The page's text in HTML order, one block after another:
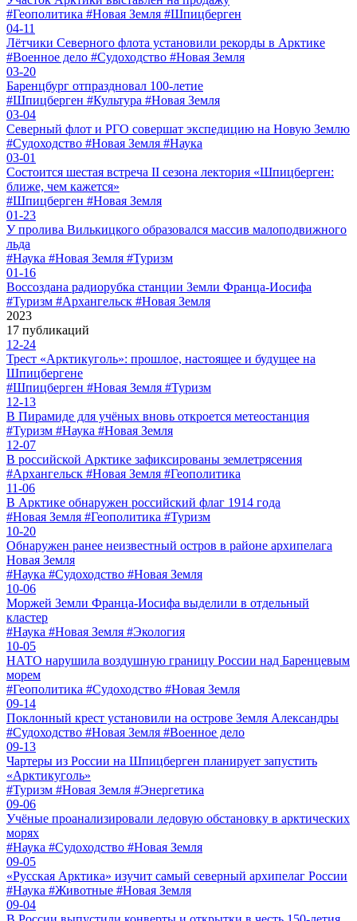
#Геополитика #Новая Земля #Шпицберген
04-11
Лётчики Северного флота установили рекорды в Арктике
#Военное дело #Судоходство #Новая Земля
03-20
Баренцбург отпраздновал 100-летие
#Шпицберген #Культура #Новая Земля
03-04
Северный флот и РГО совершат экспедицию на Новую Землю
#Судоходство #Новая Земля #Наука
03-01
Состоится шестая встреча II сезона лектория «Шпицберген:
ближе, чем кажется»
#Шпицберген #Новая Земля
01-23
У пролива Вилькицкого образовался массив малоподвижного
льда
#Наука #Новая Земля #Туризм
01-16
Воссоздана радиорубка станции Земли Франца-Иосифа
#Туризм #Архангельск #Новая Земля
2023
17 публикаций
12-24
Трест «Арктикуголь»: прошлое, настоящее и будущее на
Шпицбергене
#Шпицберген #Новая Земля #Туризм
12-13
В Пирамиде для учёных вновь откроется метеостанция
#Туризм #Наука #Новая Земля
12-07
В российской Арктике зафиксированы землетрясения
#Архангельск #Новая Земля #Геополитика
11-06
В Арктике обнаружен российский флаг 1914 года
#Новая Земля #Геополитика #Туризм
10-20
Обнаружен ранее неизвестный остров в районе архипелага
Новая Земля
#Наука #Судоходство #Новая Земля
10-06
Моржей Земли Франца-Иосифа выделили в отдельный
кластер
#Наука #Новая Земля #Экология
10-05
НАТО нарушила воздушную границу России над Баренцевым
морем
#Геополитика #Судоходство #Новая Земля
09-14
Поклонный крест установили на острове Земля Александры
#Судоходство #Новая Земля #Военное дело
09-13
Чартеры из России на Шпицберген планирует запустить
«Арктикуголь»
#Туризм #Новая Земля #Энергетика
09-06
Учёные проанализировали ледовую обстановку в арктических
морях
#Наука #Судоходство #Новая Земля
09-05
«Русская Арктика» изучит самый северный архипелаг России
#Наука #Животные #Новая Земля
09-04